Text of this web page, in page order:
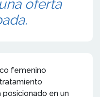
oferta
femenino
posicionado en un